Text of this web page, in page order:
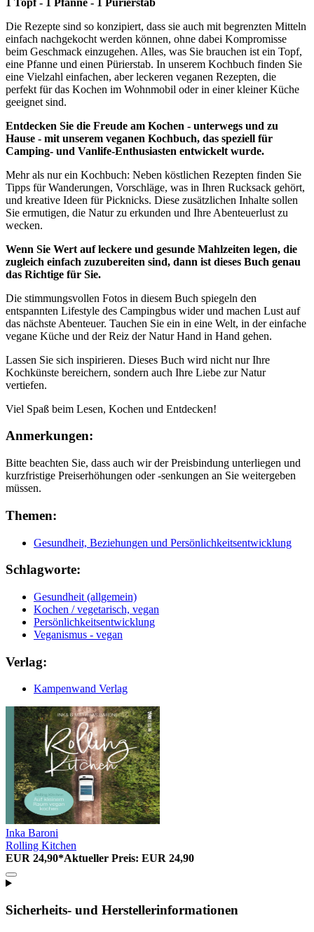
Die Rezepte sind so konzipiert, dass sie auch mit begrenzten Mitteln
einfach nachgekocht werden können, ohne dabei Kompromisse
beim Geschmack einzugehen. Alles, was Sie brauchen ist ein Topf,
eine Pfanne und einen Pürierstab. In unserem Kochbuch finden Sie
eine Vielzahl einfachen, aber leckeren veganen Rezepten, die
perfekt für das Kochen im Wohnmobil oder in einer kleiner Küche
geeignet sind.
Entdecken Sie die Freude am Kochen - unterwegs und zu
Hause - mit unserem veganen Kochbuch, das speziell für
Camping- und Vanlife-Enthusiasten entwickelt wurde.
Mehr als nur ein Kochbuch: Neben köstlichen Rezepten finden Sie
Tipps für Wanderungen, Vorschläge, was in Ihren Rucksack gehört,
und kreative Ideen für Picknicks. Diese zusätzlichen Inhalte sollen
Sie ermutigen, die Natur zu erkunden und Ihre Abenteuerlust zu
wecken.
Wenn Sie Wert auf leckere und gesunde Mahlzeiten legen, die
zugleich einfach zuzubereiten sind, dann ist dieses Buch genau
das Richtige für Sie.
Die stimmungsvollen Fotos in diesem Buch spiegeln den
entspannten Lifestyle des Campingbus wider und machen Lust auf
das nächste Abenteuer. Tauchen Sie ein in eine Welt, in der einfache
vegane Küche und der Reiz der Natur Hand in Hand gehen.
Lassen Sie sich inspirieren. Dieses Buch wird nicht nur Ihre
Kochkünste bereichern, sondern auch Ihre Liebe zur Natur
vertiefen.
Viel Spaß beim Lesen, Kochen und Entdecken!
Anmerkungen:
Bitte beachten Sie, dass auch wir der Preisbindung unterliegen und
kurzfristige Preiserhöhungen oder -senkungen an Sie weitergeben
müssen.
Themen:
Gesundheit, Beziehungen und Persönlichkeitsentwicklung
Schlagworte:
Gesundheit (allgemein)
Kochen / vegetarisch, vegan
Persönlichkeitsentwicklung
Veganismus - vegan
Verlag:
Kampenwand Verlag
Inka Baroni
Rolling Kitchen
EUR 24,90*Aktueller Preis: EUR 24,90
Sicherheits- und Herstellerinformationen